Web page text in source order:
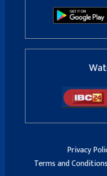
Privacy
Terms and Conditions